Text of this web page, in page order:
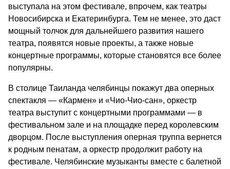
выступала на этом фестивале, впрочем, как театры
Новосибирска и Екатеринбурга. Тем не менее, это даст
мощный толчок для дальнейшего развития нашего
театра, появятся новые проекты, а также новые
концертные программы, которые становятся все более
популярны.
В столице Таиланда челябинцы покажут два оперных
спектакля — «Кармен» и «Чио-Чио-сан», оркестр
театра выступит с концертными программами — в
фестивальном зале и на площадке перед королевским
дворцом. После выступления оперная труппа вернется
к родным пенатам, а оркестр продолжит работу на
фестивале. Челябинские музыканты вместе с балетной